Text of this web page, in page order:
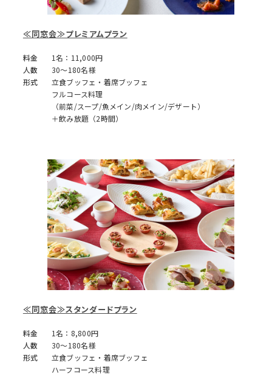
≪同窓会≫プレミアムプラン
料金
1名：11,000円
人数
30～180名様
形式
立食ブッフェ・着席ブッフェ
フルコース料理
（前菜/スープ/魚メイン/肉メイン/デザート）
＋飲み放題（2時間）
≪同窓会≫スタンダードプラン
料金
1名：8,800円
人数
30～180名様
形式
立食ブッフェ・着席ブッフェ
ハーフコース料理